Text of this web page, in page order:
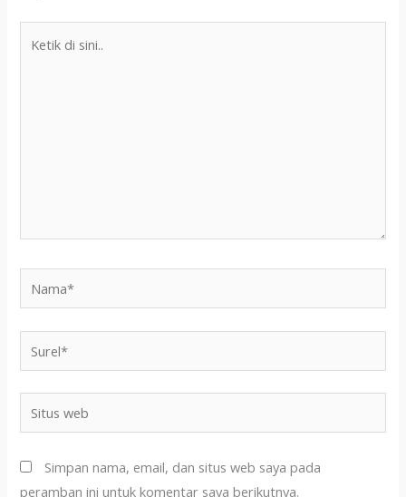
Simpan nama, email, dan situs web saya pada
peramban ini untuk komentar saya berikutnya.